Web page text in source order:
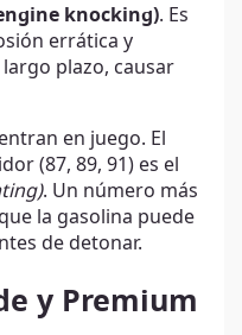
knocking). Es
errática y
plazo, causar
en juego. El
(87, 89, 91) es el
. Un número más
la gasolina puede
de detonar.
y Premium